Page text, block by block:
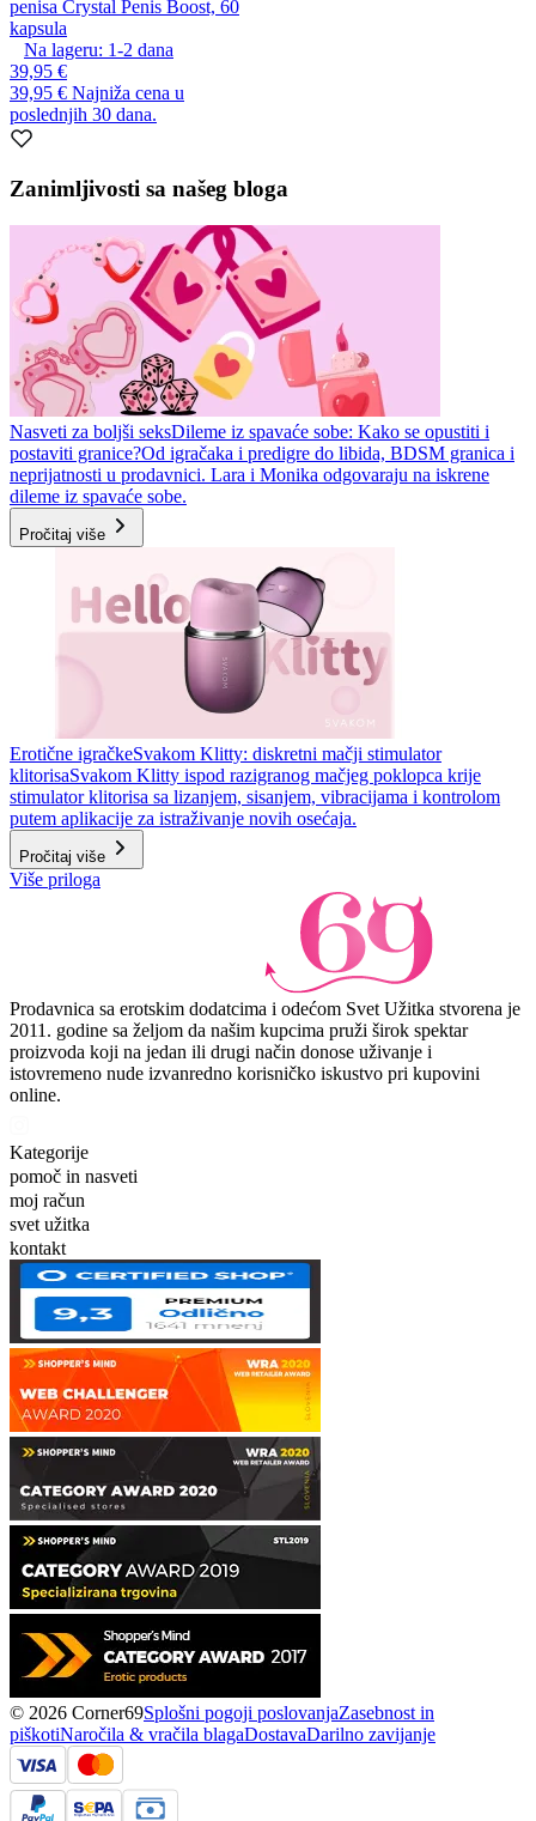
penisa Crystal Penis Boost, 60
kapsula
Na lageru: 1-2 dana
39,95 €
39,95 € Najniža cena u
poslednjih 30 dana.
Zanimljivosti sa našeg bloga
Nasveti za boljši seksDileme iz spavaće sobe: Kako se opustiti i
postaviti granice?Od igračaka i predigre do libida, BDSM granica i
neprijatnosti u prodavnici. Lara i Monika odgovaraju na iskrene
dileme iz spavaće sobe.
Pročitaj više
Erotične igračkeSvakom Klitty: diskretni mačji stimulator
klitorisaSvakom Klitty ispod razigranog mačjeg poklopca krije
stimulator klitorisa sa lizanjem, sisanjem, vibracijama i kontrolom
putem aplikacije za istraživanje novih osećaja.
Pročitaj više
Više priloga
Prodavnica sa erotskim dodatcima i odećom Svet Užitka stvorena je
2011. godine sa željom da našim kupcima pruži širok spektar
proizvoda koji na jedan ili drugi način donose uživanje i
istovremeno nude izvanredno korisničko iskustvo pri kupovini
online.
Kategorije
pomoč in nasveti
moj račun
svet užitka
kontakt
© 2026 Corner69Splošni pogoji poslovanjaZasebnost in
piškotiNaročila & vračila blagaDostavaDarilno zavijanje